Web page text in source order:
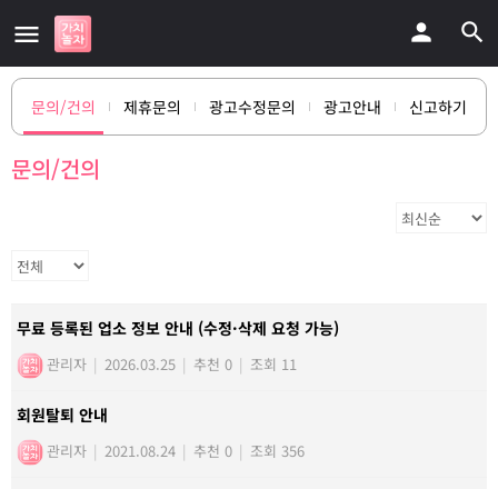
문의/건의 제휴문의 광고수정문의 광고안내 신고하기
문의/건의
무료 등록된 업소 정보 안내 (수정·삭제 요청 가능)
관리자 | 2026.03.25 | 추천 0 | 조회 11
회원탈퇴 안내
관리자 | 2021.08.24 | 추천 0 | 조회 356